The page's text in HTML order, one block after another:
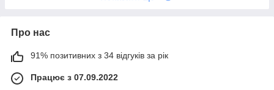
Про нас
91% позитивних з 34 відгуків за рік
Працює з 07.09.2022